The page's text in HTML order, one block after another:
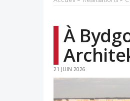
À
21 JUIN 2026